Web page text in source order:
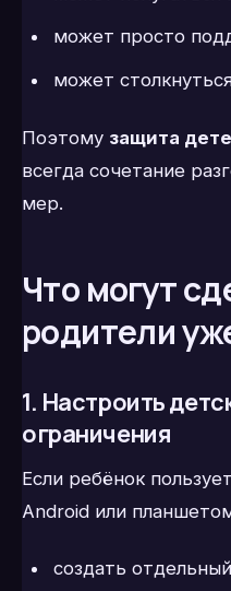
может просто
может
Поэтому защита
всегда сочетание
мер.
Что могут
родители
1. Настроить
ограничения
Если ребёнок
Android или
создать